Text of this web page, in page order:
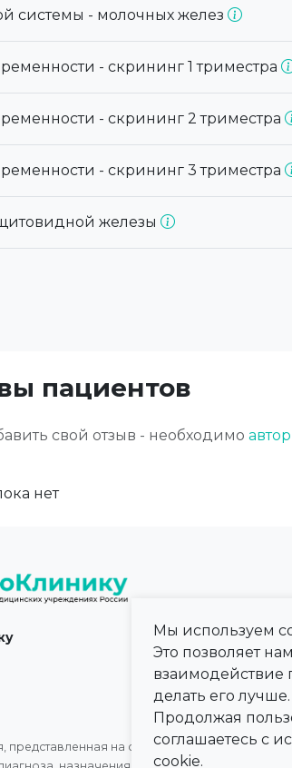
системы - молочных желез
- скрининг 1 триместра
- скрининг 2 триместра
- скрининг 3 триместра
железы
пациентов
свой отзыв - необходимо
нет
Карта сайта
Регионы
Города
на сайте, не может быть
Мы используем
Это позволяет
взаимодействие
делать его лучше.
Продолжая
соглашаетесь с
cookie.